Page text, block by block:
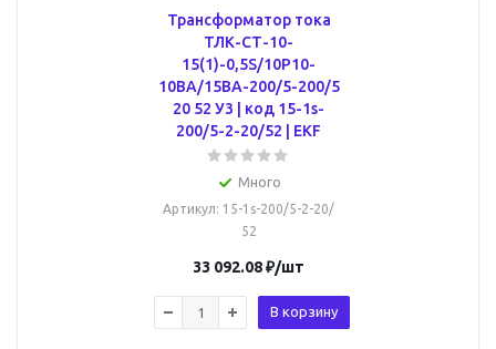
Трансформатор тока
ТЛК-СТ-10-
15(1)-0,5S/10Р10-
10ВА/15ВА-200/5-200/5
20 52 У3 | код 15-1s-
200/5-2-20/52 | EKF
Много
Артикул: 15-1s-200/5-2-20/
52
33 092.08₽/шт
В корзину